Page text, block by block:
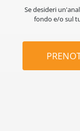
Se desideri
fondo e/o sul